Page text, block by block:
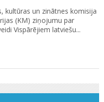
kultūras un zinātnes komisija
(KM) ziņojumu par
Vispārējiem latviešu...